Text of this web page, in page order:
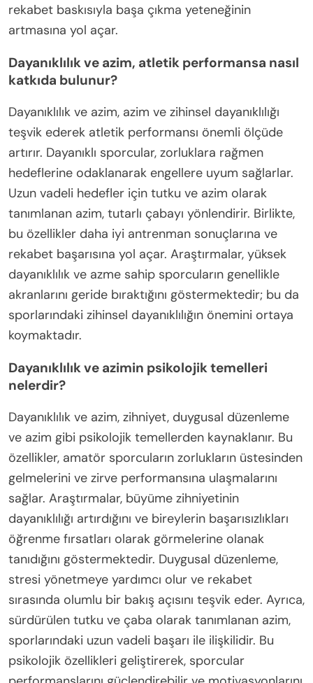
rekabet baskısıyla başa çıkma yeteneğinin
artmasına yol açar.
Dayanıklılık ve azim, atletik performansa nasıl
katkıda bulunur?
Dayanıklılık ve azim, azim ve zihinsel dayanıklılığı
teşvik ederek atletik performansı önemli ölçüde
artırır. Dayanıklı sporcular, zorluklara rağmen
hedeflerine odaklanarak engellere uyum sağlarlar.
Uzun vadeli hedefler için tutku ve azim olarak
tanımlanan azim, tutarlı çabayı yönlendirir. Birlikte,
bu özellikler daha iyi antrenman sonuçlarına ve
rekabet başarısına yol açar. Araştırmalar, yüksek
dayanıklılık ve azme sahip sporcuların genellikle
akranlarını geride bıraktığını göstermektedir; bu da
sporlarındaki zihinsel dayanıklılığın önemini ortaya
koymaktadır.
Dayanıklılık ve azimin psikolojik temelleri
nelerdir?
Dayanıklılık ve azim, zihniyet, duygusal düzenleme
ve azim gibi psikolojik temellerden kaynaklanır. Bu
özellikler, amatör sporcuların zorlukların üstesinden
gelmelerini ve zirve performansına ulaşmalarını
sağlar. Araştırmalar, büyüme zihniyetinin
dayanıklılığı artırdığını ve bireylerin başarısızlıkları
öğrenme fırsatları olarak görmelerine olanak
tanıdığını göstermektedir. Duygusal düzenleme,
stresi yönetmeye yardımcı olur ve rekabet
sırasında olumlu bir bakış açısını teşvik eder. Ayrıca,
sürdürülen tutku ve çaba olarak tanımlanan azim,
sporlarındaki uzun vadeli başarı ile ilişkilidir. Bu
psikolojik özellikleri geliştirerek, sporcular